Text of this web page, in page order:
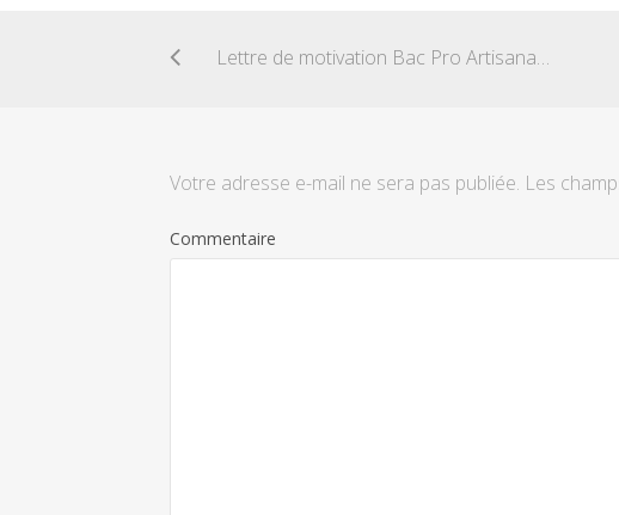
Lettre de motivation Bac Pro Artisanat et métiers d’art option : marchandisage visuel
Votre adresse e-mail ne sera pas publiée. Les
Commentaire